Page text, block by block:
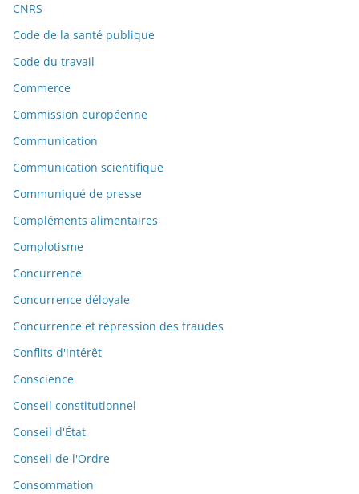
CNRS
Code de la santé publique
Code du travail
Commerce
Commission européenne
Communication
Communication scientifique
Communiqué de presse
Compléments alimentaires
Complotisme
Concurrence
Concurrence déloyale
Concurrence et répression des fraudes
Conflits d'intérêt
Conscience
Conseil constitutionnel
Conseil d'État
Conseil de l'Ordre
Consommation